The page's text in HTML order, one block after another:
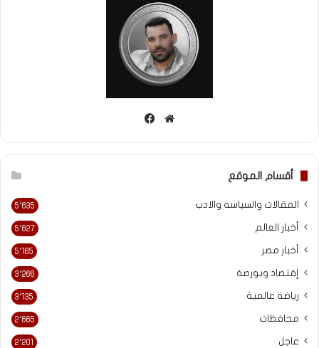
موقع
أقسام الموقع
المقالات والسياسه والادب 5٬635
أخبار العالم 5٬627
أخبار مصر 5٬165
إقتصاد وبورصة 3٬266
رياضة عالمية 3٬135
محافظات 2٬665
عاجل 2٬201